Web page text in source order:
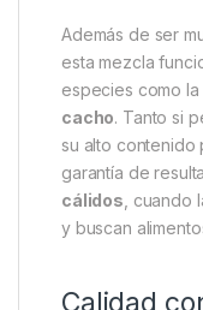
Uso
Este Method Mix
perfecto para
pegajosidad
intacto hasta
utilizarse a mano
ideales para